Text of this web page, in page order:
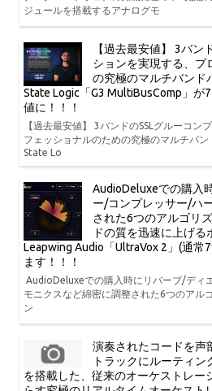
ジュールを搭載するアナログモ
【過去最安値】 3バン
ションを実現する、プ
の究極のマルチバンド
State Logic「G3 MultiBusComp」が
値に！！！
【過去最安値】 3バンドのSSLグルーコン
フェッショナルのための究極のマルチバ
State Lo
AudioDeluxeでの購入
ー/コンプレッサー/ハ
された6つのアルゴリ
ドの質を迅速に上げ
Leapwing Audio「UltraVox 2」(通常
ます！！！
AudioDeluxeでの購入時にリバーブ/ディ
モニクスなど綿密に調整された6つのアル
ン
演奏されたコードを声
トラックにルーティ
を搭載した、従来のオーケストレー